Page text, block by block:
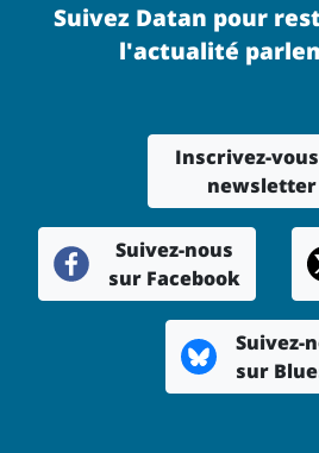
Suivez Datan pour
l'actualité
Inscrivez-
newsletter
Suivez-nous
sur Facebook
Suivez-
sur